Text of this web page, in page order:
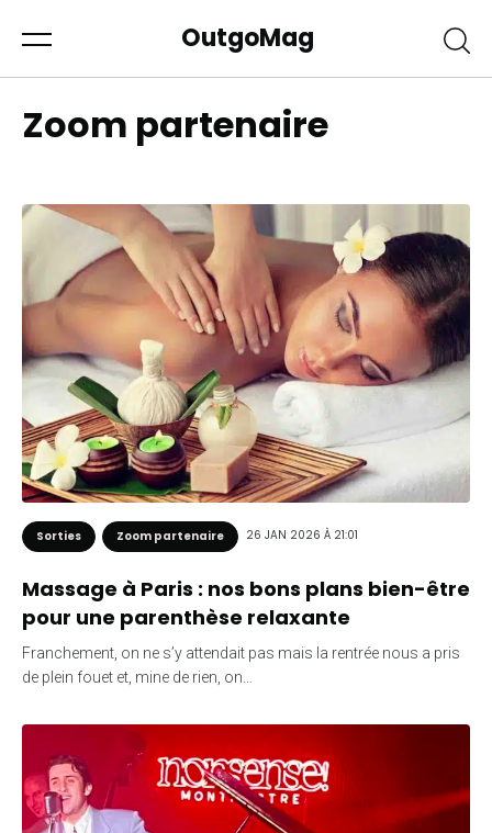
OutgoMag
Zoom partenaire
Sorties Zoom partenaire 26 JAN 2026 À 21:01
Massage à Paris : nos bons plans bien-être
pour une parenthèse relaxante
Franchement, on ne s’y attendait pas mais la rentrée nous a pris
de plein fouet et, mine de rien, on…